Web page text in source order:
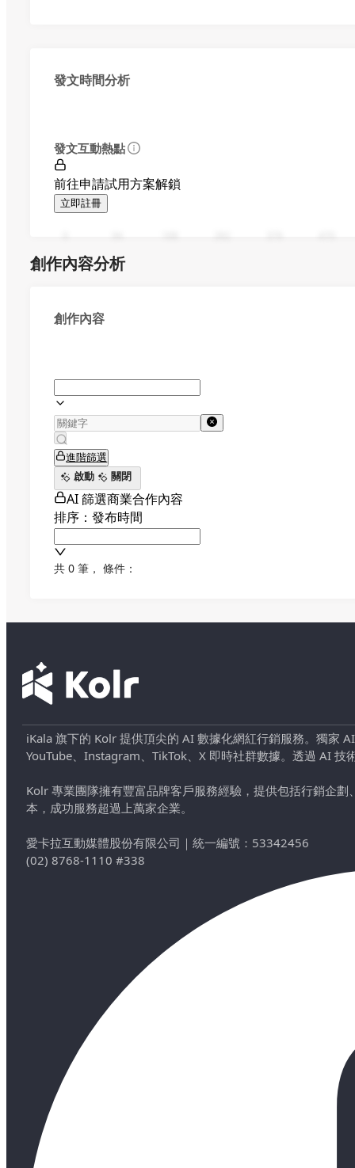
發文時間分析
發文互動熱點
前往申請試用方案解鎖
立即註冊
創作內容分析
創作內容
進階篩選
啟動
關閉
AI 篩選商業合作內容
排序：發布時間
共 0 筆 ， 條件：
iKala 旗下的 Kolr 提供頂尖的 AI 數據化網紅行銷服務。獨家
YouTube、Instagram、TikTok、X 即時社群數據。透過 AI
Kolr 專業團隊擁有豐富品牌客戶服務經驗，提供包括行銷企
本，成功服務超過上萬家企業。
愛卡拉互動媒體股份有限公司 ｜ 統一編號：53342456
(02) 8768-1110 #338